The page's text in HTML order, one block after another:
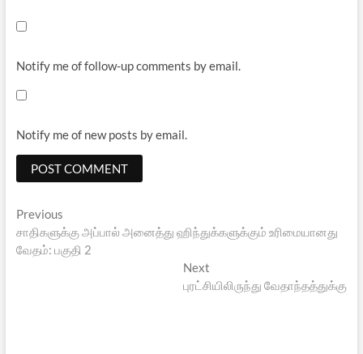
Notify me of follow-up comments by email.
Notify me of new posts by email.
Post
navigation
PreviousPrevious
post:
சாதிகளுக்கு அப்பால் அனைத்து ஹிந்துக்களுக்கும் உரிமையானது
வேதம்: பகுதி 2
Next
post:
புரட்சியிலிருந்து வேதாந்தத்துக்கு